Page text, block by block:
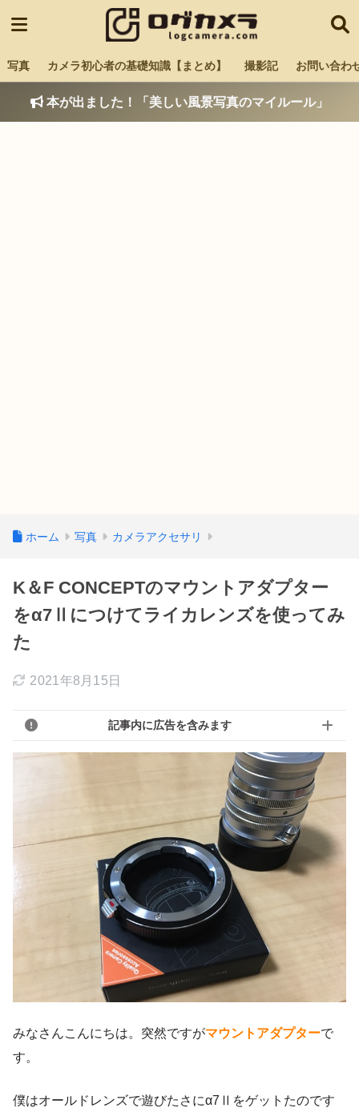
写真 カメラ初心者の基礎知識【まとめ】 撮影記 お問い合わ
本が出ました！「美しい風景写真のマイルール」
ホーム 写真 カメラアクセサリ
K＆F CONCEPTのマウントアダプター
をα7Ⅱにつけてライカレンズを使ってみ
た
2021年8月15日
記事内に広告を含みます
みなさんこんにちは。突然ですがマウントアダプターで
す。
僕はオールドレンズで遊びたさにα7Ⅱをゲットたのです